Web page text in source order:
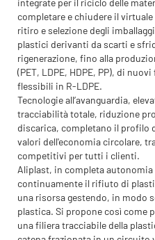
integrate per il riciclo delle
completare e chiudere il
ritiro e selezione degli
plastici derivanti da scarti e
rigenerazione, fino alla
(PET, LDPE, HDPE, PP), di
flessibili in R-LDPE.
Tecnologie all’avanguardia,
tracciabilità totale, riduzione
discarica, completano il profilo
valori dell'economia circolare,
competitivi per tutti i clienti.
Aliplast, in completa
continuamente il rifiuto di
una risorsa gestendo, in modo
plastica. Si propone così come
una filiera tracciabile della